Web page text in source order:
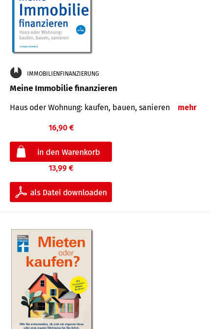
IMMOBILIENFINANZIERUNG
Meine Immobilie finanzieren
Haus oder Wohnung: kaufen, bauen, sanieren mehr
16,90 €
13,99 €